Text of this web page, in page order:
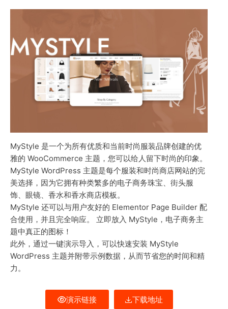
MyStyle 是一个为所有优质和当前时尚服装品牌创建的优
雅的 WooCommerce 主题，您可以给人留下时尚的印象。
MyStyle WordPress 主题是每个服装和时尚商店网站的完
美选择，因为它拥有种类繁多的电子商务珠宝、街头服
饰、眼镜、香水和香水商店模板。
MyStyle 还可以与用户友好的 Elementor Page Builder 配
合使用，并且完全响应。 立即放入 MyStyle，电子商务主
题中真正的图标！
此外，通过一键演示导入，可以快速安装 MyStyle
WordPress 主题并附带示例数据，从而节省您的时间和精
力。
演示链接 下载地址